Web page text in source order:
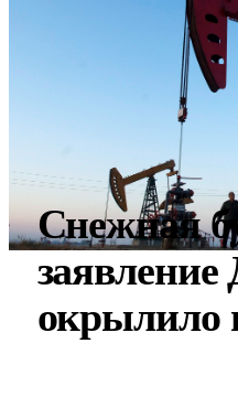
Снежная
заявление
окрылило